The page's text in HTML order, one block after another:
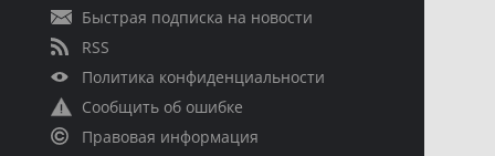
Быстрая подписка на новости
RSS
Политика конфиденциальности
Сообщить об ошибке
Правовая информация